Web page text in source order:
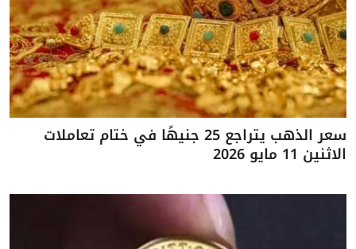
سعر الذهب يتراجع 25 جنيهًا في ختام تعاملات
الاثنين 11 مايو 2026